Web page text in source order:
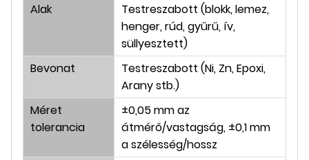
Alak
Testreszabott (blokk, lemez,
henger, rúd, gyűrű, ív,
süllyesztett)
Bevonat
Testreszabott (Ni, Zn, Epoxi,
Arany stb.)
Méret
tolerancia
±0,05 mm az
átmérő/vastagság, ±0,1 mm
a szélesség/hossz